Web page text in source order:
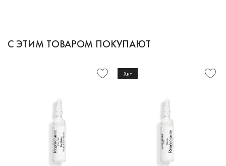
С ЭТИМ ТОВАРОМ ПОКУПАЮТ
Хит